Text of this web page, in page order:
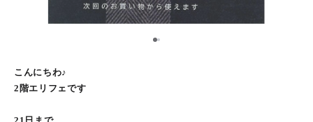
1
こんにちわ♪
2階エリフェです